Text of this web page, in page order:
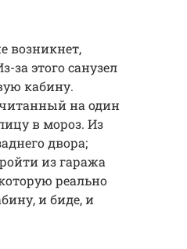
возникнет,
за этого санузел
кабину.
на один
в мороз. Из
двора;
из гаража
реально
и биде, и